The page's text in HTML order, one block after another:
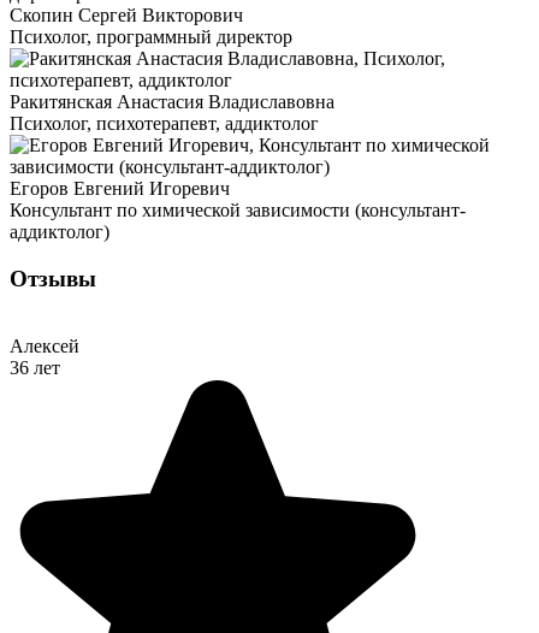
Скопин Сергей Викторович
Психолог, программный директор
Ракитянская Анастасия Владиславовна
Психолог, психотерапевт, аддиктолог
Егоров Евгений Игоревич
Консультант по химической зависимости (консультант-
аддиктолог)
Отзывы
Алексей
36 лет